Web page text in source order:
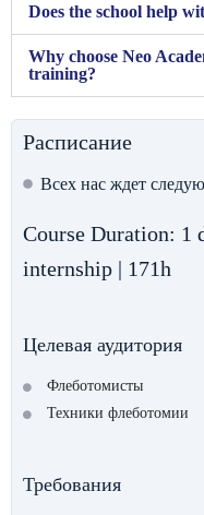
Does the school help
Why choose Neo
training?
Расписание
Всех нас ждет
Course Duration: 1
internship | 171h
Целевая аудитория
Флеботомисты
Техники флеботомии
Требования